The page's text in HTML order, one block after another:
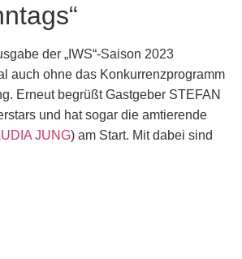
der „IWS“-Saison 2023
auch ohne das Konkurrenzprogramm
Erneut begrüßt Gastgeber STEFAN
und hat sogar die amtierende
JUNG) am Start. Mit dabei sind